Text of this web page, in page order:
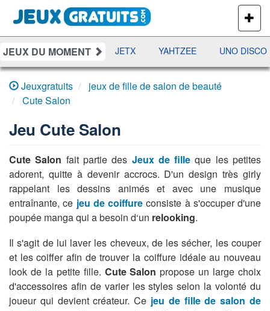
PLUS
DE
JEUX
JEUX DU MOMENT
DAMES RAMI JETX YAHTZEE UNO DISCO
Jeuxgratuits
jeux de fille de salon de beauté
Cute Salon
Jeu Cute Salon
Cute Salon fait partie des Jeux de fille que les petites
adorent, quitte à devenir accrocs. D'un design très girly
rappelant les dessins animés et avec une musique
entraînante, ce jeu de coiffure consiste à s'occuper d'une
poupée manga qui a besoin d‘un relooking.
Il s'agit de lui laver les cheveux, de les sécher, les couper
et les coiffer afin de trouver la coiffure idéale au nouveau
look de la petite fille. Cute Salon propose un large choix
d'accessoires afin de varier les styles selon la volonté du
joueur qui devient créateur. Ce jeu de fille de salon de